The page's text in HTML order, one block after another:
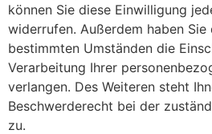
können Sie diese Einwilligung
widerrufen. Außerdem haben Sie
bestimmten Umständen die
Verarbeitung Ihrer
verlangen. Des Weiteren steht
Beschwerderecht bei der
zu.